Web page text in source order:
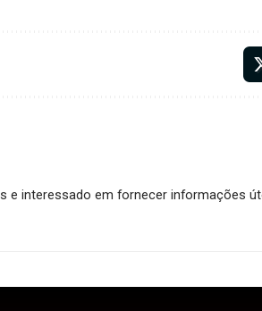
e interessado em fornecer informações